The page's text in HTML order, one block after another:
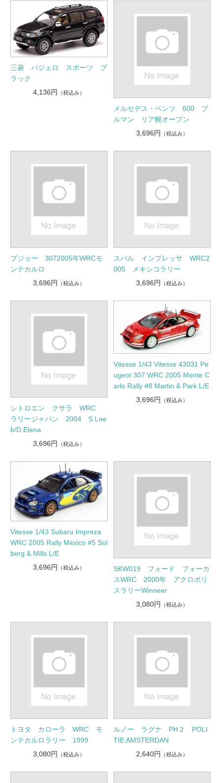
三菱 パジェロ スポーツ ブ
ラック
4,136円
（税込み）
メルセデス・ベンツ 600 ブ
ルマン リア幌オープン
3,696円
（税込み）
プジョー 3072005年WRCモ
ンテカルロ
3,696円
（税込み）
スバル インプレッサ WRC2
005 メキシコラリー
3,696円
（税込み）
シトロエン クサラ WRC
ラリージャパン 2004 S.Loe
b/D.Elena
3,696円
（税込み）
Vitesse 1/43 Vitesse 43031 Pe
ugeot 307 WRC 2005 Monte C
arlo Rally #8 Martin & Park L/E
3,696円
（税込み）
Vitesse 1/43 Subaru Impreza
WRC 2005 Rally Mexico #5 Sol
berg & Mills L/E
3,696円
（税込み）
SKW019 フォード フォーカ
スWRC 2000年 アクロポリ
スラリーWinneer
3,080円
（税込み）
トヨタ カローラ WRC モ
ンテカルロラリー 1999
3,080円
（税込み）
ルノー ラグナ PH２ POLI
TIE AMSTERDAN
2,640円
（税込み）